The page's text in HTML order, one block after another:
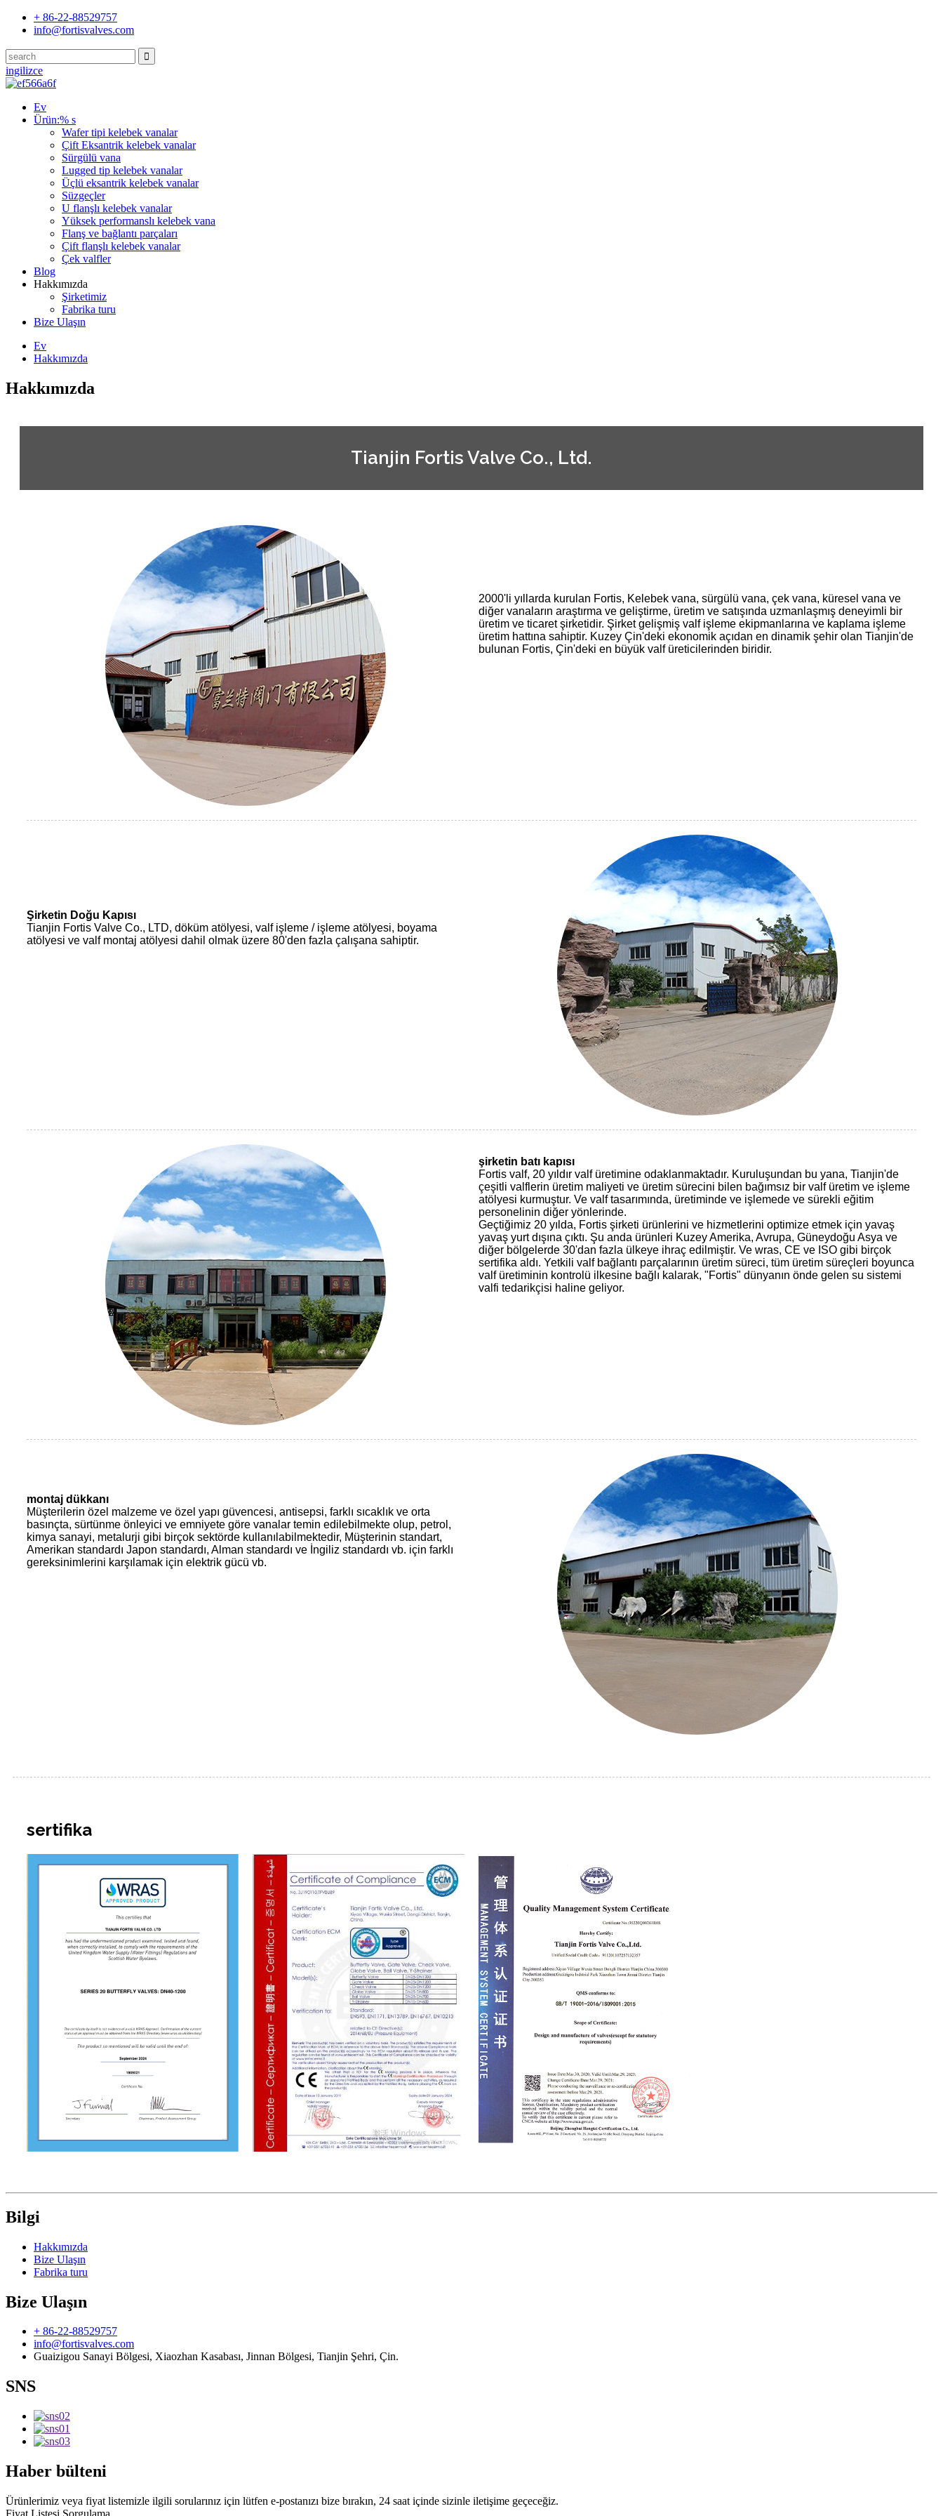
+ 86-22-88529757
info@fortisvalves.com
ingilizce
Ev
Ürün:% s
Wafer tipi kelebek vanalar
Çift Eksantrik kelebek vanalar
Sürgülü vana
Lugged tip kelebek vanalar
Üçlü eksantrik kelebek vanalar
Süzgeçler
U flanşlı kelebek vanalar
Yüksek performanslı kelebek vana
Flanş ve bağlantı parçaları
Çift flanşlı kelebek vanalar
Çek valfler
Blog
Hakkımızda
Şirketimiz
Fabrika turu
Bize Ulaşın
Ev
Hakkımızda
Hakkımızda
Tianjin Fortis Valve Co., Ltd.
2000'li yıllarda kurulan Fortis, Kelebek vana, sürgülü vana, çek vana, küresel vana ve
diğer vanaların araştırma ve geliştirme, üretim ve satışında uzmanlaşmış deneyimli bir
üretim ve ticaret şirketidir. Şirket gelişmiş valf işleme ekipmanlarına ve kaplama işleme
üretim hattına sahiptir. Kuzey Çin'deki ekonomik açıdan en dinamik şehir olan Tianjin'de
bulunan Fortis, Çin'deki en büyük valf üreticilerinden biridir.
Şirketin Doğu Kapısı
Tianjin Fortis Valve Co., LTD, döküm atölyesi, valf işleme / işleme atölyesi, boyama
atölyesi ve valf montaj atölyesi dahil olmak üzere 80'den fazla çalışana sahiptir.
şirketin batı kapısı
Fortis valf, 20 yıldır valf üretimine odaklanmaktadır. Kuruluşundan bu yana, Tianjin'de
çeşitli valflerin üretim maliyeti ve üretim sürecini bilen bağımsız bir valf üretim ve işleme
atölyesi kurmuştur. Ve valf tasarımında, üretiminde ve işlemede ve sürekli eğitim
personelinin diğer yönlerinde.
Geçtiğimiz 20 yılda, Fortis şirketi ürünlerini ve hizmetlerini optimize etmek için yavaş
yavaş yurt dışına çıktı. Şu anda ürünleri Kuzey Amerika, Avrupa, Güneydoğu Asya ve
diğer bölgelerde 30'dan fazla ülkeye ihraç edilmiştir. Ve wras, CE ve ISO gibi birçok
sertifika aldı. Yetkili valf bağlantı parçalarının üretim süreci, tüm üretim süreçleri boyunca
valf üretiminin kontrolü ilkesine bağlı kalarak, "Fortis" dünyanın önde gelen su sistemi
valfi tedarikçisi haline geliyor.
montaj dükkanı
Müşterilerin özel malzeme ve özel yapı güvencesi, antisepsi, farklı sıcaklık ve orta
basınçta, sürtünme önleyici ve emniyete göre vanalar temin edilebilmekte olup, petrol,
kimya sanayi, metalurji gibi birçok sektörde kullanılabilmektedir, Müşterinin standart,
Amerikan standardı Japon standardı, Alman standardı ve İngiliz standardı vb. için farklı
gereksinimlerini karşılamak için elektrik gücü vb.
sertifika
Bilgi
Hakkımızda
Bize Ulaşın
Fabrika turu
Bize Ulaşın
+ 86-22-88529757
info@fortisvalves.com
Guaizigou Sanayi Bölgesi, Xiaozhan Kasabası, Jinnan Bölgesi, Tianjin Şehri, Çin.
SNS
Haber bülteni
Ürünlerimiz veya fiyat listemizle ilgili sorularınız için lütfen e-postanızı bize bırakın, 24 saat içinde sizinle iletişime geçeceğiz.